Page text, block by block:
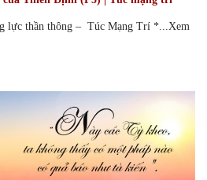
lực thần thông – Túc Mạng Trí *...Xem